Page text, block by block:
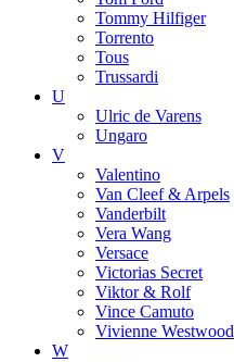
Tommy Hilfiger
Torrento
Tous
Trussardi
U
Ulric de Varens
Ungaro
V
Valentino
Van Cleef & Arpels
Vanderbilt
Vera Wang
Versace
Victorias Secret
Viktor & Rolf
Vince Camuto
Vivienne Westwood
W